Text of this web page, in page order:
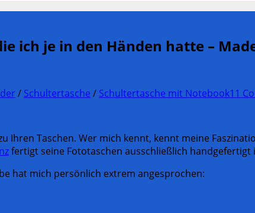
ich je in den Händen hatte –
/ Schultertasche / Schultertasche mit Notebook11
Ihren Taschen. Wer mich kennt, kennt meine
fertigt seine Fototaschen ausschließlich handgefertigt
hat mich persönlich extrem angesprochen: